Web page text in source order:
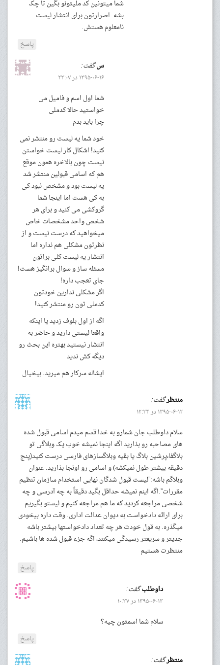
شما میتونین کد ملیتونو بگین تا چک
بشه. اصرارتون برای انتشار لیست
نامعلوم هستش.
پاسخ
سگفت:
۱۳۹۵-۰۶-۱۶ در ۲۳:۰۷
شما اول اسم و فامیل می
خواستید حالا کدملی
چرا باید بدم
خود شما یه لیست رو منتشر نمی
کنید! اشکال کار لیست خواستن
نیست چون بالاخره همون موقع
هم که اسامی قبولین منتشر شد
یه لیست بود و مشخص نبود کی
به کی هست اما اینجا شما
گروکشی می کنید و برای هر
شخص واحد مشخصات خاص
میخواهید که درست نیست و از
نظرتون مشکلی هم نداره اما
انتشار یه لیست کلی براتون
مسئله ساز و سوال برانگیز هست!
جای تعجب داره!
اگر مشکلی ندارین خودتون
کدملی تون رو منتشر کنید!
اگه از اول بلوف زدید یا اینکه
واقعا لیستی دارید و حاضر به
انتشار نیستید بهتره این بحث رو
دیگه کش ندید
ایشاله سرکار هم میرید. بیخیال
منتظرگفت:
۱۳۹۵-۰۶-۱۲ در ۱۲:۲۴
سلام داوطلب جان شمارو به خدا قسم میدم اسامی قبول شده
های مصاحبه رو بذارید اگه اینجا نمیشه خوب یک وبلاگی تو
بلاگفا،پرشین بلاگ یا بقیه وبلاگسازهای فارسی درست کنید(پنج
دقیقه بیشتر طول نمیکشه) و اسامی رو اونجا بذارید. عنوان
وبلاگم باشه:”لیست قبول شدگان نهایی استخدام سازمان تنظیم
مقررات”.اگه اینم نمیشه حداقل بگید دقیقاً به چه آدرسی و چه
شخصی مراجعه کردید که ما هم مراجعه کنیم و لیستو بگیریم
برای ارائه دادخواست به دیوان عدالت اداری. وقت داره بیخودی
میگذره. به قول خودت هر چه تعداد دادخواستها بیشتر باشه
جدیتر و سریعتر رسیدگی میکنند، اگه جزء قبول شده ها باشیم.
منتظرت هستیم
پاسخ
داوطلبگفت:
۱۳۹۵-۰۶-۱۳ در ۱۰:۳۷
سلام شما اسمتون چیه؟
پاسخ
منتظرگفت: